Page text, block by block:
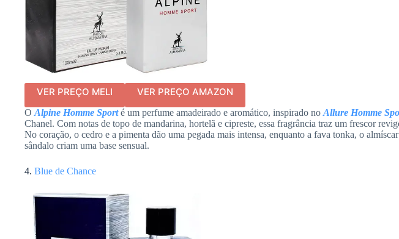
VER PREÇO MELI VER PREÇO AMAZON
O Alpine Homme Sporté um perfume amadeirado e aromático, inspirado no Allure Homme
Chanel. Com notas de topo de mandarina, hortelã e cipreste, essa fragrância traz um frescor
No coração, o cedro e a pimenta dão uma pegada mais intensa, enquanto a fava tonka, o
sândalo criam uma base sensual.
4. Blue de Chance